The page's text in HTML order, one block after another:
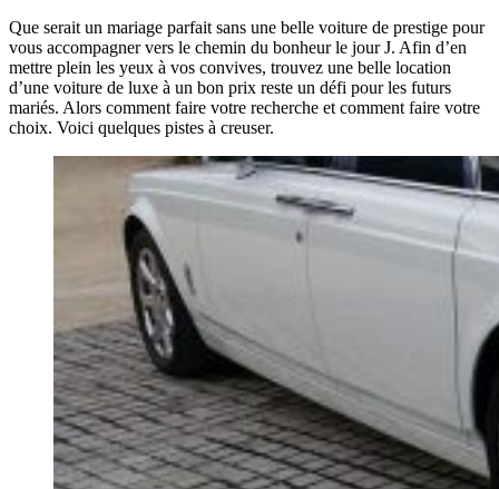
Que serait un mariage parfait sans une belle voiture de prestige pour
vous accompagner vers le chemin du bonheur le jour J. Afin d’en
mettre plein les yeux à vos convives, trouvez une belle location
d’une voiture de luxe à un bon prix reste un défi pour les futurs
mariés. Alors comment faire votre recherche et comment faire votre
choix. Voici quelques pistes à creuser.